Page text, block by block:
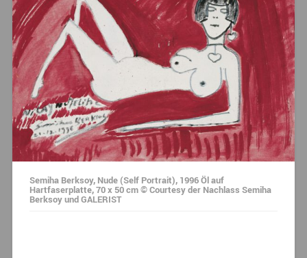
Semiha Berksoy, Nude (Self Portrait), 1996 Öl auf
Hartfaserplatte, 70 x 50 cm © Courtesy der Nachlass Semiha
Berksoy und GALERIST